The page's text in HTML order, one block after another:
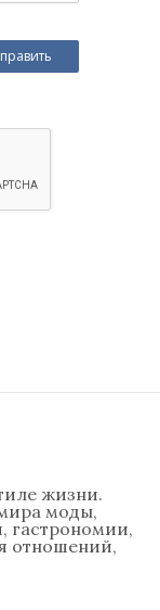
жизни.
моды,
гастрономии,
отношений,